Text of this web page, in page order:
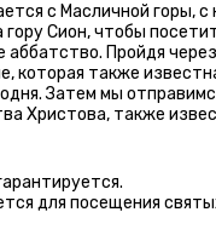
с Масличной горы,
Сион, чтобы
аббатство. Пройдя
которая также
Затем мы
Христова, также
для посещения